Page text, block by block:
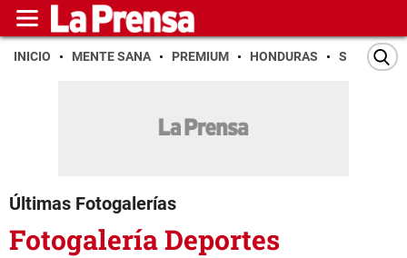
INICIO MENTE SANA PREMIUM HONDURAS SAN PEDRO
Últimas Fotogalerías
Fotogalería Deportes